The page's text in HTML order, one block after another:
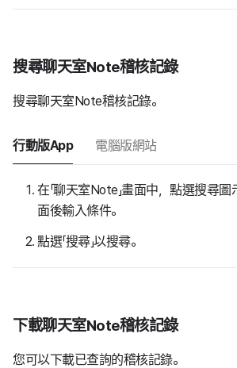
搜尋聊天室Note稽核記錄
搜尋聊天室Note稽核記錄。
行動版App 電腦版網站
在「聊天室Note」畫面中，點選搜尋
面後輸入條件。
點選「搜尋」以搜尋。
下載聊天室Note稽核記錄
您可以下載已查詢的稽核記錄。